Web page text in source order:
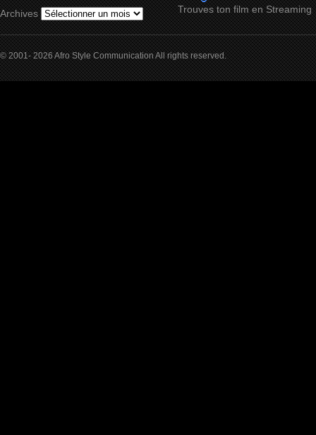
Archives
Trouves ton film en Streaming
© 2001- 2026 Afro Style Communication All rights reserved.